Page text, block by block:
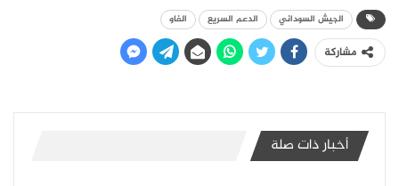
الجيش السوداني الدعم السريع الفاو
مشاركة
أخبار ذات صلة